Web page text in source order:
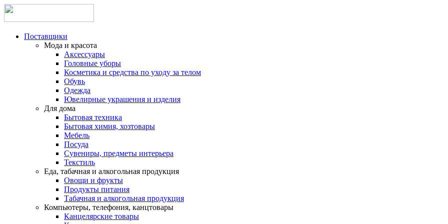
Поставщики
Мода и красота
Аксессуары
Головные уборы
Косметика и средства по уходу за телом
Обувь
Одежда
Ювелирные украшения и изделия
Для дома
Бытовая техника
Бытовая химия, хозтовары
Мебель
Посуда
Сувениры, предметы интерьера
Текстиль
Еда, табачная и алкогольная продукция
Овощи и фрукты
Продукты питания
Табачная и алкогольная продукция
Компьютеры, телефония, канцтовары
Канцелярские товары